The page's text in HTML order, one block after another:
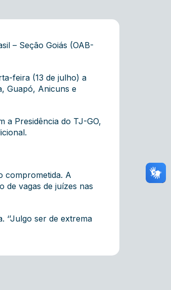
– Seção Goiás (OAB-
feira (13 de julho) a
Guapó, Anicuns e
a Presidência do TJ-GO,
comprometida. A
de vagas de juízes nas
ser de extrema